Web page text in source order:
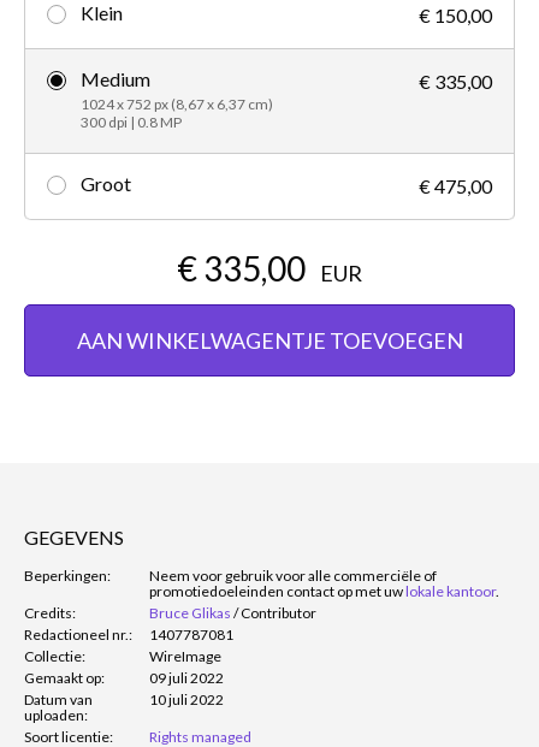
Klein € 150,00
Medium
1024 x 752 px (8,67 x 6,37 cm)
300 dpi | 0.8 MP
€ 335,00
Groot € 475,00
€ 335,00 EUR
AAN WINKELWAGENTJE TOEVOEGEN
GEGEVENS
Beperkingen:
Neem voor gebruik voor alle commerciële of
promotiedoeleinden contact op met uwlokale kantoor.
Credits:
Bruce Glikas /Contributor
Redactioneel nr.:
1407787081
Collectie:
WireImage
Gemaakt op:
09 juli 2022
Datum van
uploaden:
10 juli 2022
Soort licentie:
Rights managed